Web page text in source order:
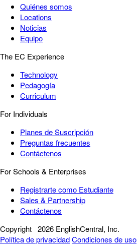
Quiénes somos
Locations
Noticias
Equipo
The EC Experience
Technology
Pedagogía
Curriculum
For Individuals
Planes de Suscripción
Preguntas frecuentes
Contáctenos
For Schools & Enterprises
Registrarte como Estudiante
Sales & Partnership
Contáctenos
Copyright 2026 EnglishCentral, Inc.
Política de privacidadCondiciones de uso